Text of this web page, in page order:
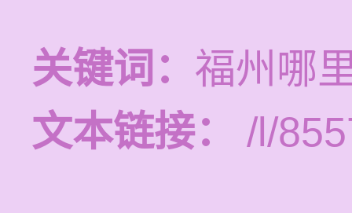
关键词： 福州哪
文本链接：
/l/